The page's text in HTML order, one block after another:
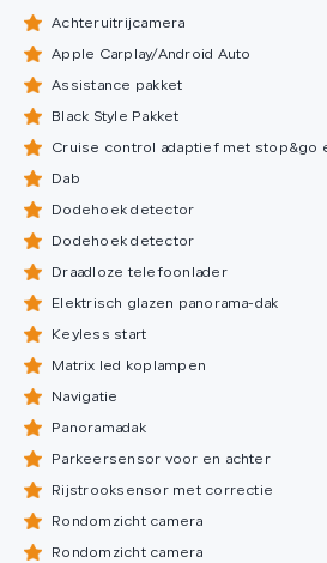
Achteruitrijcamera
Apple Carplay/Android Auto
Assistance pakket
Black Style Pakket
Cruise control adaptief met stop&go
Dab
Dodehoek detector
Dodehoek detector
Draadloze telefoonlader
Elektrisch glazen panorama-dak
Keyless start
Matrix led koplampen
Navigatie
Panoramadak
Parkeersensor voor en achter
Rijstrooksensor met correctie
Rondomzicht camera
Rondomzicht camera